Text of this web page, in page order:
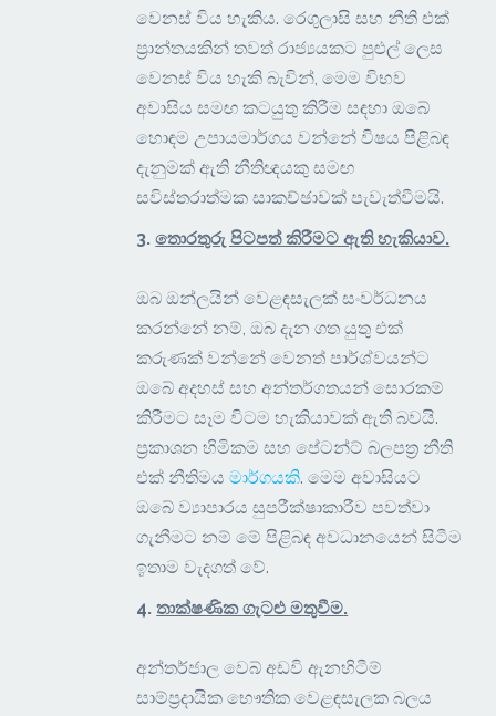
වෙනස් විය හැකිය. රෙගුලාසි සහ නීති එක්
ප්‍රාන්තයකින් තවත් රාජ්‍යයකට පුළුල් ලෙස
වෙනස් විය හැකි බැවින්, මෙම විභව
අවාසිය සමඟ කටයුතු කිරීම සඳහා ඔබේ
හොඳම උපායමාර්ගය වන්නේ විෂය පිළිබඳ
දැනුමක් ඇති නීතිඥයකු සමඟ
සවිස්තරාත්මක සාකච්ඡාවක් පැවැත්වීමයි.
3.තොරතුරු පිටපත් කිරීමට ඇති හැකියාව.
ඔබ ඔන්ලයින් වෙළඳසැලක් සංවර්ධනය
කරන්නේ නම්, ඔබ දැන ගත යුතු එක්
කරුණක් වන්නේ වෙනත් පාර්ශ්වයන්ට
ඔබේ අදහස් සහ අන්තර්ගතයන් සොරකම්
කිරීමට සෑම විටම හැකියාවක් ඇති බවයි.
ප්‍රකාශන හිමිකම සහ පේටන්ට් බලපත්‍ර නීති
එක් නීතිමය මාර්ගයකි. මෙම අවාසියට
ඔබේ ව්‍යාපාරය සුපරීක්ෂාකාරීව පවත්වා
ගැනීමට නම් මේ පිළිබඳ අවධානයෙන් සිටීම
ඉතාම වැදගත් වේ.
4.තාක්ෂණික ගැටළු මතුවීම.
අන්තර්ජාල වෙබ් අඩවි ඇනහිටීම්
සාම්ප්‍රදායික භෞතික වෙළඳසැලක බලය